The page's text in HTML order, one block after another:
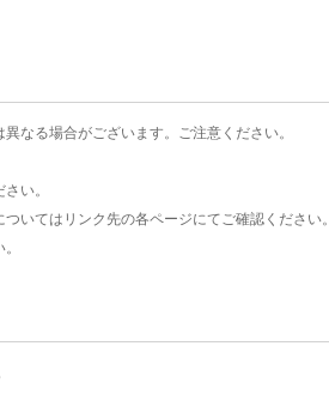
なる場合がございます。ご注意ください。
い。
いてはリンク先の各ページにてご確認ください。